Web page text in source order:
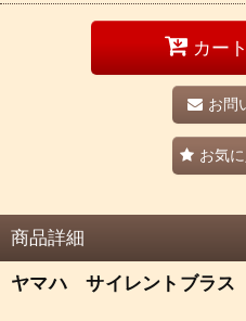
カー
お問
お気
商品詳細
ヤマハ サイレントブラ